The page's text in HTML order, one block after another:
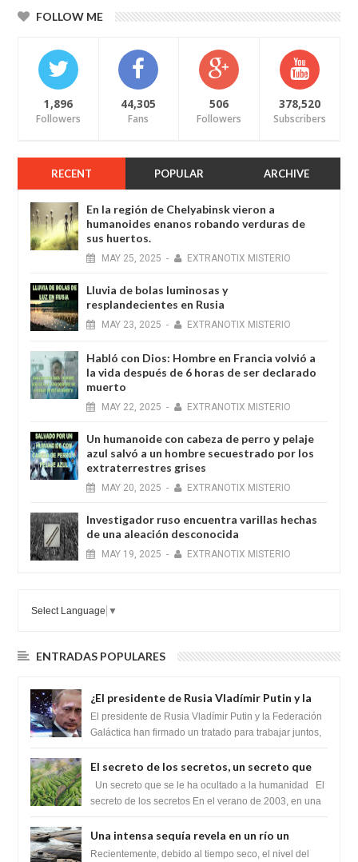
FOLLOW ME
1,896
Followers
44,305
Fans
506
Followers
378,520
Subscribers
RECENT POPULAR ARCHIVE
En la región de Chelyabinsk vieron a
humanoides enanos robando verduras de
sus huertos.
MAY 25, 2025 - EXTRANOTIX MISTERIO
Lluvia de bolas luminosas y
resplandecientes en Rusia
MAY 23, 2025 - EXTRANOTIX MISTERIO
Habló con Dios: Hombre en Francia volvió a
la vida después de 6 horas de ser declarado
muerto
MAY 22, 2025 - EXTRANOTIX MISTERIO
Un humanoide con cabeza de perro у pelaje
azul salvó a un hombre secuestrado por los
extraterrestres grises
MAY 20, 2025 - EXTRANOTIX MISTERIO
Investigador ruso encuentra varillas hechas
de una aleación desconocida
MAY 19, 2025 - EXTRANOTIX MISTERIO
Select Language ▼
ENTRADAS POPULARES
¿El presidente de Rusia Vladímir Putin y la
Federación Galactica han firmado un
tratado para acabar con los Sionistas?
El presidente de Rusia Vladímir Putin y la Federación
Galáctica han firmado un tratado para trabajar juntos,
El secreto de los secretos, un secreto que
cambiaría por completo el destino de la
humanidad
Un secreto que se le ha ocultado a la humanidad El
secreto de los secretos En el verano de 2003, en una
Una intensa sequía revela en un río un
impresionante hallazgo de miles de Shiva
Recientemente, debido al tiempo seco, el nivel del